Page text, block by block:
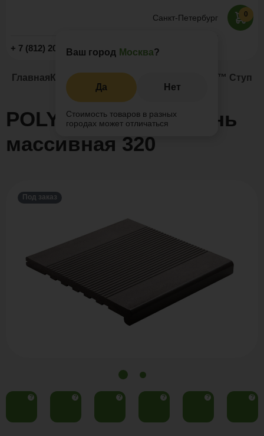
Санкт-Петербург
Ваш город Москва?
Да Нет
Стоимость товаров в разных
городах может отличаться
+ 7 (812) 209-19-59 Заказать звонок
0
Главная Каталог Ступени из ДПК POLYWOOD™
POLYWOOD™ Ступень
массивная 320
Под заказ
? ? ? ? ? ?